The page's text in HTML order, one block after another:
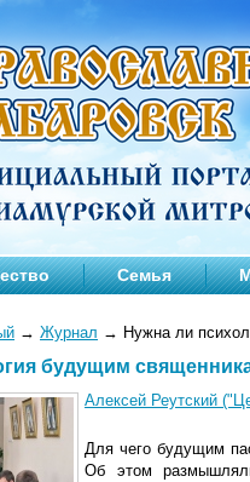
Семья
→ Журнал → Нужна ли
будущим
Алексей Реутский
Для чего будущим
Об этом